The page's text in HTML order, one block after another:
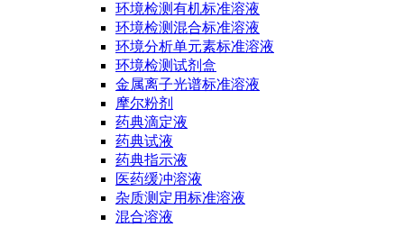
环境检测有机标准溶液
环境检测混合标准溶液
环境分析单元素标准溶液
环境检测试剂盒
金属离子光谱标准溶液
摩尔粉剂
药典滴定液
药典试液
药典指示液
医药缓冲溶液
杂质测定用标准溶液
混合溶液